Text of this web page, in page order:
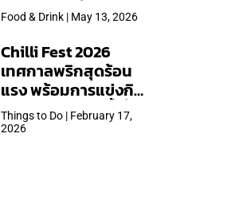
ใหญ่สุดเท่าที่เคยจัดมา
Food & Drink | May 13, 2026
Chilli Fest 2026
เทศกาลพริกสุดร้อน
แรง พร้อมการแข่งกิน
พริก จัด 28 มี.ค.นี้ ที่โรง
แรมคิมป์ตัน มาลัยฯ
Things to Do | February 17,
2026